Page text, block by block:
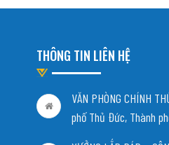
THÔNG TIN LIÊN HỆ
VĂN PHÒNG CHÍNH
phố Thủ Đức, Thành